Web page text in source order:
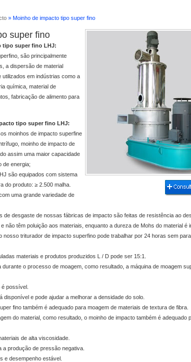
PreviousNextStop
1
3
4
» Moinho de impacto tipo super fino
super fino
tipo super fino LHJ:
são principalmente
a dispersão de material
em indústrias como a
química, material de
fabricação de alimento para
tipo super fino LHJ:
moinhos de impacto superfine
moinho de impacto de
assim uma maior capacidade
de energia;
são equipados com sistema
do produto: ≥ 2.500 malha.
uma grande variedade de
de desgaste de nossas fábricas de impacto são feitas de resistência ao
não têm poluição aos materiais, enquanto a dureza de Mohs do material é
nosso triturador de impacto superfino pode trabalhar por 24 horas sem
materiais e produtos produzidos L / D pode ser 15:1.
o processo de moagem, como resultado, a máquina de moagem
possível.
e pode ajudar a melhorar a densidade do solo.
fino também é adequado para moagem de materiais de textura de fibra.
do material, como resultado, o moinho de impacto também é adequado
de alta viscosidade.
a produção de pressão negativa.
e desempenho estável.